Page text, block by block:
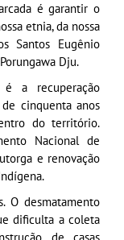
é garantir o
etnia, da nossa
Santos Eugênio
Dju.
a recuperação
cinquenta anos
do território.
Nacional de
e renovação
O desmatamento
dificulta a coleta